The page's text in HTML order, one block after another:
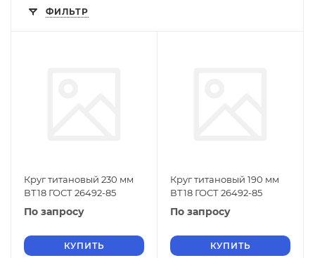
ФИЛЬТР
Круг титановый 230 мм
ВТ18 ГОСТ 26492-85
По запросу
КУПИТЬ
Круг титановый 190 мм
ВТ18 ГОСТ 26492-85
По запросу
КУПИТЬ